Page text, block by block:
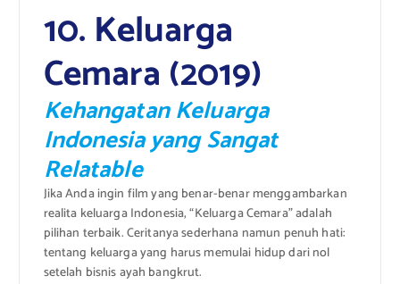
10. Keluarga
Cemara (2019)
Kehangatan Keluarga
Indonesia yang Sangat
Relatable
Jika Anda ingin film yang benar-benar menggambarkan
realita keluarga Indonesia, “Keluarga Cemara” adalah
pilihan terbaik. Ceritanya sederhana namun penuh hati:
tentang keluarga yang harus memulai hidup dari nol
setelah bisnis ayah bangkrut.